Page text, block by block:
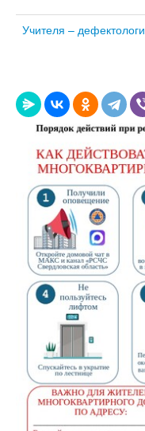
Учителя – дефектологи